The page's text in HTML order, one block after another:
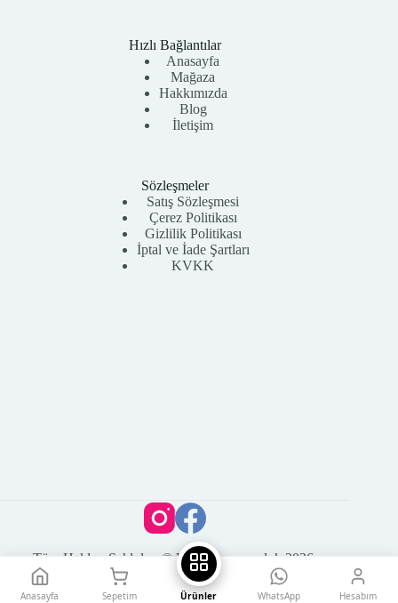
Hızlı Bağlantılar
Anasayfa
Mağaza
Hakkımızda
Blog
İletişim
Sözleşmeler
Satış Sözleşmesi
Çerez Politikası
Gizlilik Politikası
İptal ve İade Şartları
KVKK
Tüm Hakları Saklıdır. © Vega Kuyumculuk 2026
Anasayfa Sepetim Ürünler WhatsApp Hesabım